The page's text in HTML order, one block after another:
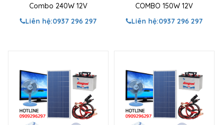
Combo 240W 12V
Liên hệ:0937 296 297
COMBO 150W 12V
Liên hệ:0937 296 297